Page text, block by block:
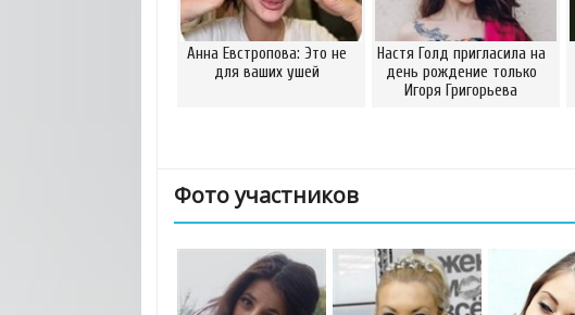
Анна Евстропова: Это не
для ваших ушей
Настя Голд пригласила на
день рождение только
Игоря Григорьева
Фото участников